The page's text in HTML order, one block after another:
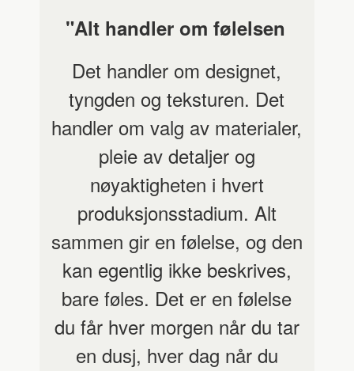
"Alt handler om følelsen
Det handler om designet,
tyngden og teksturen. Det
handler om valg av materialer,
pleie av detaljer og
nøyaktigheten i hvert
produksjonsstadium. Alt
sammen gir en følelse, og den
kan egentlig ikke beskrives,
bare føles. Det er en følelse
du får hver morgen når du tar
en dusj, hver dag når du